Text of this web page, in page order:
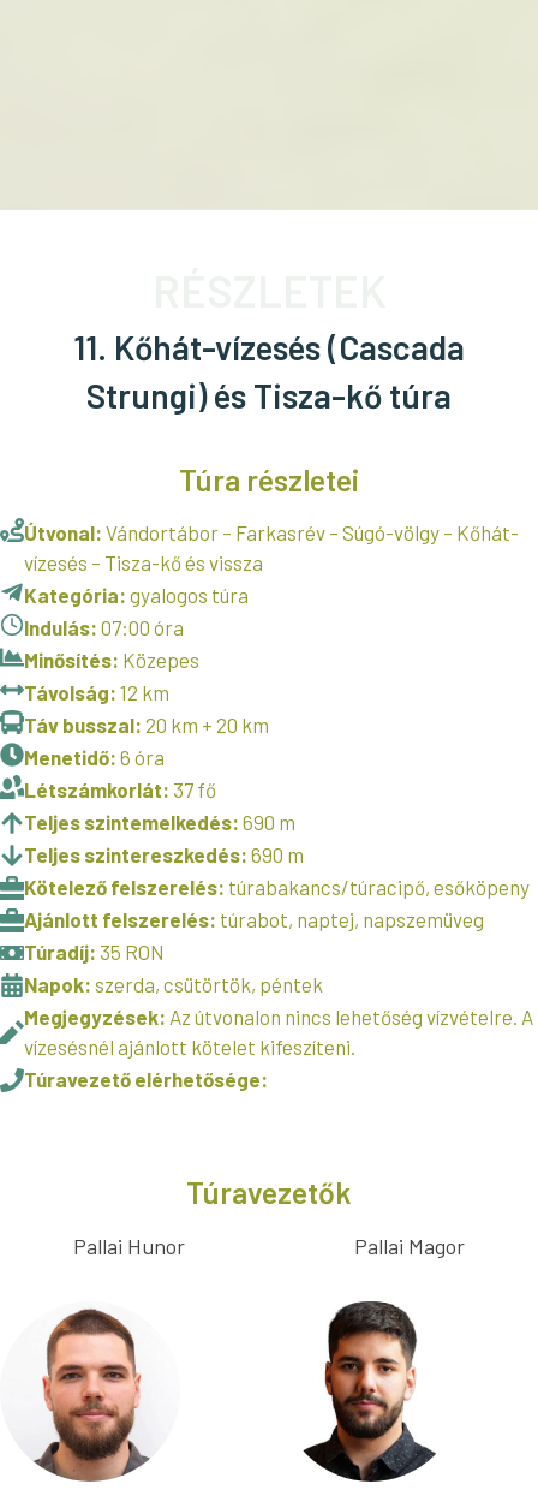
11. Kőhát-vízesés (Cascada
Strungi) és Tisza-kő túra
Túra részletei
Útvonal: Vándortábor – Farkasrév – Súgó-völgy – Kőhát-
vízesés – Tisza-kő és vissza
Kategória: gyalogos túra
Indulás: 07:00 óra
Minősítés: Közepes
Távolság: 12 km
Táv busszal: 20 km + 20 km
Menetidő: 6 óra
Létszámkorlát: 37 fő
Teljes szintemelkedés: 690 m
Teljes szintereszkedés: 690 m
Kötelező felszerelés: túrabakancs/túracipő, esőköpeny
Ajánlott felszerelés: túrabot, naptej, napszemüveg
Túradíj: 35 RON
Napok: szerda, csütörtök, péntek
Megjegyzések: Az útvonalon nincs lehetőség vízvételre. A
vízesésnél ajánlott kötelet kifeszíteni.
Túravezető elérhetősége:
Túravezetők
Pallai Hunor Pallai Magor